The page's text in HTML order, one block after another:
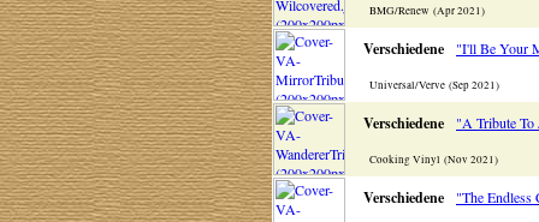
BMG/Renew (Apr 2021)
Verschiedene "I'll Be Your
Universal/Verve (Sep 2021)
Verschiedene "A Tribute To
Cooking Vinyl (Nov 2021)
Verschiedene "The Endless